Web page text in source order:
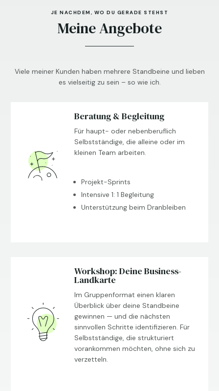
JE NACHDEM, WO DU GERADE STEHST
Meine Angebote
Viele meiner Kunden haben mehrere Standbeine und lieben
es vielseitig zu sein – so wie ich.
Beratung & Begleitung
Für haupt- oder nebenberuflich
Selbstständige, die alleine oder im
kleinen Team arbeiten.
Projekt-Sprints
Intensive 1: 1 Begleitung
Unterstützung beim Dranbleiben
Workshop: Deine Business-
Landkarte
Im Gruppenformat einen klaren
Überblick über deine Standbeine
gewinnen — und die nächsten
sinnvollen Schritte identifizieren. Für
Selbstständige, die strukturiert
vorankommen möchten, ohne sich zu
verzetteln.